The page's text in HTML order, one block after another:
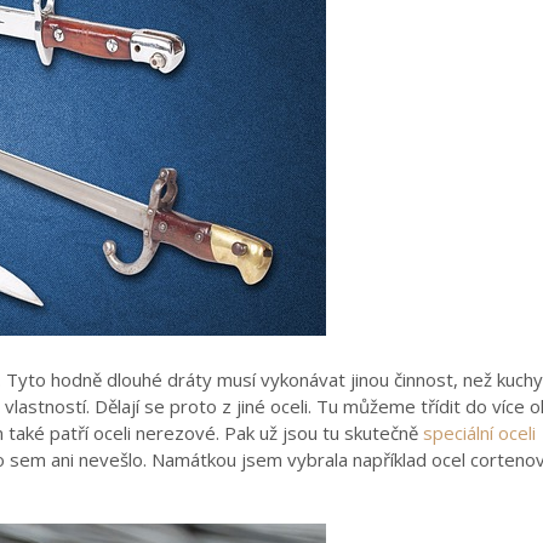
hodně dlouhé dráty musí vykonávat jinou činnost, než
Dělají se proto z jiné oceli. Tu můžeme třídit do více
patří oceli nerezové. Pak už jsou tu skutečně speciální oceli
ani nevešlo. Namátkou jsem vybrala například ocel